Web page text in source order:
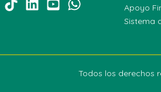
Apoyo
Sistema
Todos los derechos